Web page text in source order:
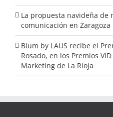
La propuesta navideña de
comunicación en Zaragoza
Blum by LAUS recibe el
Rosado, en los Premios
Marketing de La Rioja